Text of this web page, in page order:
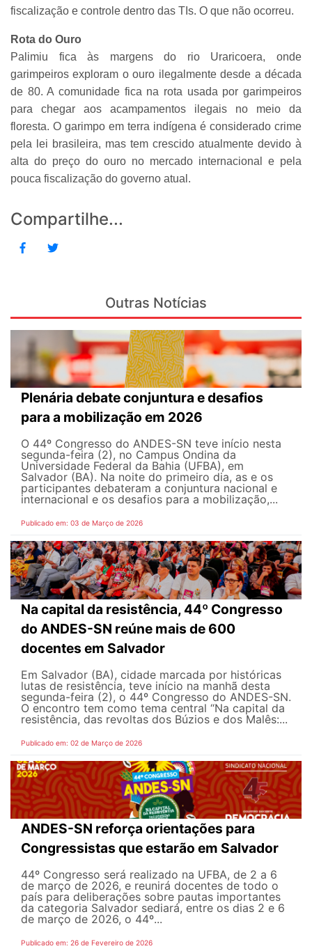
fiscalização e controle dentro das TIs. O que não ocorreu.
Rota do Ouro
Palimiu fica às margens do rio Uraricoera, onde
garimpeiros exploram o ouro ilegalmente desde a década
de 80. A comunidade fica na rota usada por garimpeiros
para chegar aos acampamentos ilegais no meio da
floresta. O garimpo em terra indígena é considerado crime
pela lei brasileira, mas tem crescido atualmente devido à
alta do preço do ouro no mercado internacional e pela
pouca fiscalização do governo atual.
Compartilhe...
Outras Notícias
Plenária debate conjuntura e desafios
para a mobilização em 2026
O 44º Congresso do ANDES-SN teve início nesta
segunda-feira (2), no Campus Ondina da
Universidade Federal da Bahia (UFBA), em
Salvador (BA). Na noite do primeiro dia, as e os
participantes debateram a conjuntura nacional e
internacional e os desafios para a mobilização,...
Publicado em: 03 de Março de 2026
Na capital da resistência, 44º Congresso
do ANDES-SN reúne mais de 600
docentes em Salvador
Em Salvador (BA), cidade marcada por históricas
lutas de resistência, teve início na manhã desta
segunda-feira (2), o 44º Congresso do ANDES-SN.
O encontro tem como tema central “Na capital da
resistência, das revoltas dos Búzios e dos Malês:...
Publicado em: 02 de Março de 2026
ANDES-SN reforça orientações para
Congressistas que estarão em Salvador
44º Congresso será realizado na UFBA, de 2 a 6
de março de 2026, e reunirá docentes de todo o
país para deliberações sobre pautas importantes
da categoria Salvador sediará, entre os dias 2 e 6
de março de 2026, o 44º...
Publicado em: 26 de Fevereiro de 2026